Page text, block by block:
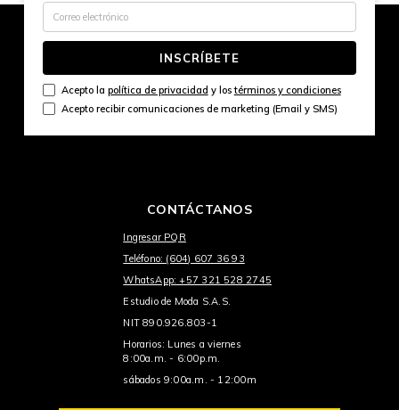
INSCRÍBETE
Acepto la política de privacidad y lostérminos y condiciones
Acepto recibir comunicaciones de marketing (Email y SMS)
CONTÁCTANOS
Ingresar PQR
Teléfono: (604) 607 36 93
WhatsApp: +57 321 528 2745
Estudio de Moda S.A.S.
NIT 890.926.803-1
Horarios: Lunes a viernes
8:00a.m. - 6:00p.m.
sábados 9:00a.m. - 12:00m